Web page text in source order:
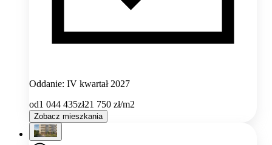
Oddanie: IV kwartał 2027
od1 044 435zł21 750 zł/m2
Zobacz mieszkania